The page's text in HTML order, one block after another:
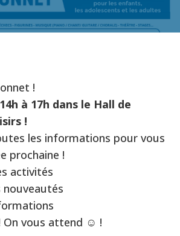
!
à 17h dans le Hall de
!
les informations pour vous
prochaine !
activités
nouveautés
On vous attend ☺️ !